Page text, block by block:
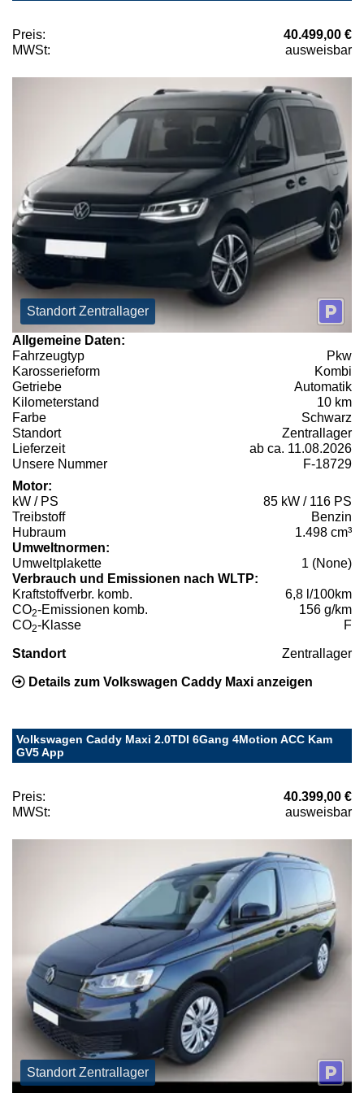
Preis:
40.499,00 €
MWSt:
ausweisbar
Standort Zentrallager
Allgemeine Daten:
Fahrzeugtyp
Pkw
Karosserieform
Kombi
Getriebe
Automatik
Kilometerstand
10 km
Farbe
Schwarz
Standort
Zentrallager
Lieferzeit
ab ca. 11.08.2026
Unsere Nummer
F-18729
Motor:
kW / PS
85 kW / 116 PS
Treibstoff
Benzin
Hubraum
1.498 cm³
Umweltnormen:
Umweltplakette
1 (None)
Verbrauch und Emissionen nach WLTP:
Kraftstoffverbr. komb.
6,8 l/100km
CO2-Emissionen komb.
156 g/km
CO2-Klasse F
Standort Zentrallager
Details zum Volkswagen Caddy Maxi anzeigen
Volkswagen Caddy Maxi 2.0TDI 6Gang 4Motion ACC Kam
GV5 App
Preis:
40.399,00 €
MWSt:
ausweisbar
Standort Zentrallager